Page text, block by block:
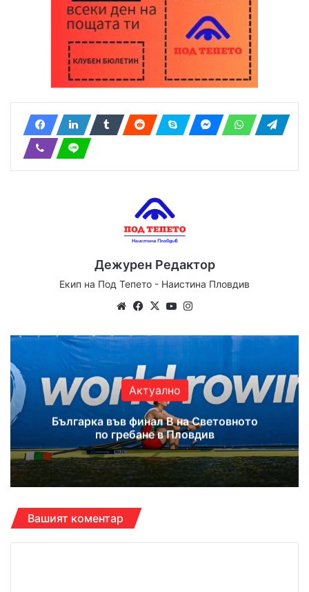
Дежурен Редактор
Екип на Под Тепето - Наистина Пловдив
We
te
Fa
bo
X
Yo
ub ra
Актуално
Българка във финал B на Световното
по гребане в Пловдив
Вашият коментар